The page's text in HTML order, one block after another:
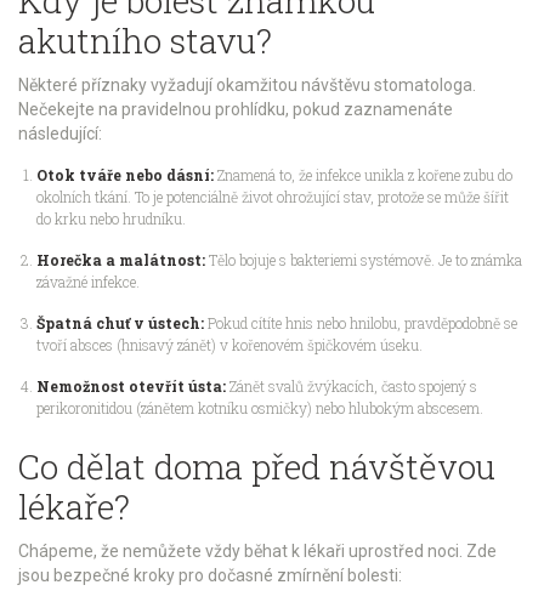
akutního stavu?
Některé příznaky vyžadují okamžitou návštěvu stomatologa.
Nečekejte na pravidelnou prohlídku, pokud zaznamenáte
následující:
Otok tváře nebo dásní:Znamená to, že infekce unikla z kořene zubu do
okolních tkání. To je potenciálně život ohrožující stav, protože se může šířit
do krku nebo hrudníku.
Horečka a malátnost:Tělo bojuje s bakteriemi systémově. Je to známka
závažné infekce.
Špatná chuť v ústech:Pokud cítíte hnis nebo hnilobu, pravděpodobně se
tvoří absces (hnisavý zánět) v kořenovém špičkovém úseku.
Nemožnost otevřít ústa:Zánět svalů žvýkacích, často spojený s
perikoronitidou (zánětem kotníku osmičky) nebo hlubokým abscesem.
Co dělat doma před návštěvou
lékaře?
Chápeme, že nemůžete vždy běhat k lékaři uprostřed noci. Zde
jsou bezpečné kroky pro dočasné zmírnění bolesti: